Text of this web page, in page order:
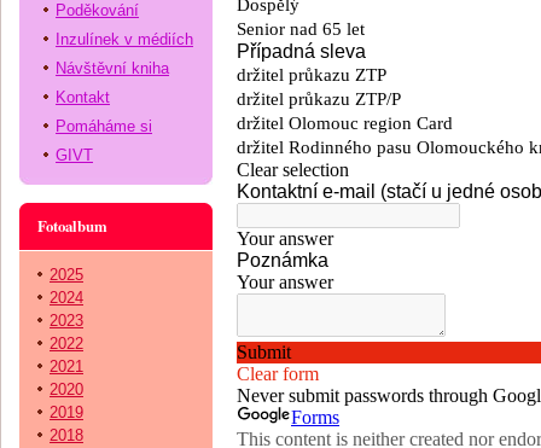
Poděkování
Inzulínek v médiích
Návštěvní kniha
Kontakt
Pomáháme si
GIVT
Fotoalbum
2025
2024
2023
2022
2021
2020
2019
2018